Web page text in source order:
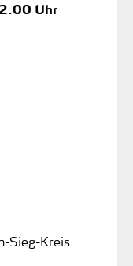
Uhr
Sieg-Kreis